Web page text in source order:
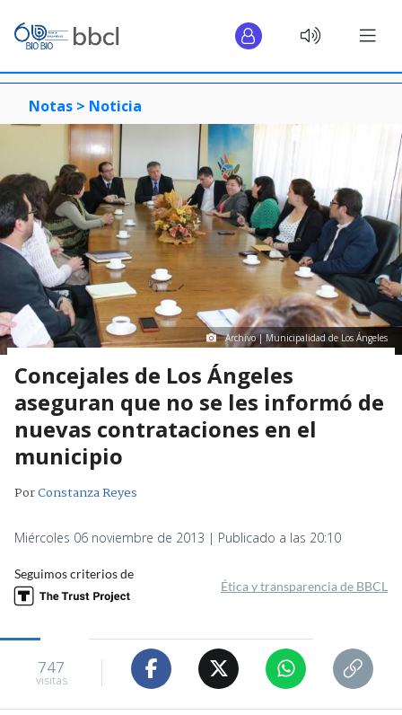
Notas > Noticia
Archivo | Municipalidad de Los Ángeles
Concejales de Los Ángeles
aseguran que no se les informó de
nuevas contrataciones en el
municipio
PorConstanza Reyes
Miércoles 06 noviembre de 2013 | Publicado a las 20:10
Seguimos criterios de
Ética y transparencia de BBCL
747
visitas